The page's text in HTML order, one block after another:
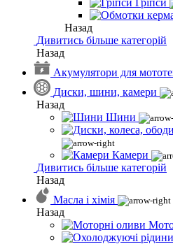
Гріпси
Назад
Дивитись більше категорій
Назад
Акумулятори для
Диски, шини, камери
Назад
Шини
Камери
Дивитись більше категорій
Назад
Масла і хімія
Назад